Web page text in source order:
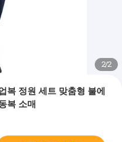
2/2
복 정원 세트 맞춤형 불에
복 소매